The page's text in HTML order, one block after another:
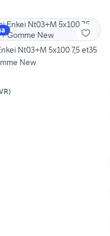
Nt03+M 5x100 7,5 et35
New
)